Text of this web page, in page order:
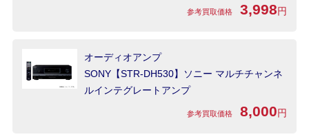
参考買取価格 3,998円
オーディオアンプ
SONY【STR-DH530】ソニー マルチチャンネ
ルインテグレートアンプ
参考買取価格 8,000円